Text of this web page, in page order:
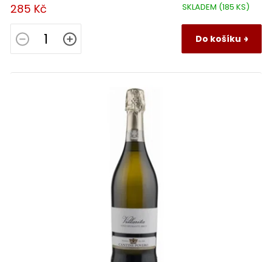
SKLADEM (185 KS)
285 Kč
Do košíku